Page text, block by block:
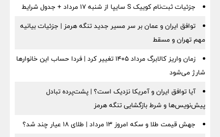
جزئیات ثبت‌نام کوییک S سایپا از شنبه ۱۷ مرداد + جدول شرایط
توافق ایران و عمان بر سر مسیر جدید تنگه هرمز | جزئیات بیانیه
مهم تهران و مسقط
زمان واریز کالابرگ مرداد ۱۴۰۵ تغییر کرد | فردا حساب این خانوارها
شارژ می‌شود
آیا توافق ایران و آمریکا نزدیک است؟ | پشت‌پرده تبادل
پیش‌نویس‌ها و شرط بازگشایی تنگه هرمز
جهش قیمت طلا و سکه امروز ۱۳ مرداد | طلای ۱۸ عیار چند شد؟